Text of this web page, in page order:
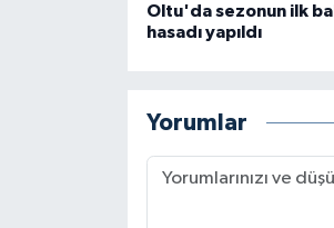
Oltu'da sezonun ilk bal
hasadı yapıldı
Yorumlar